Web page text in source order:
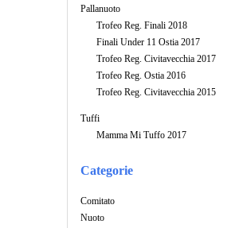
Pallanuoto
Trofeo Reg. Finali 2018
Finali Under 11 Ostia 2017
Trofeo Reg. Civitavecchia 2017
Trofeo Reg. Ostia 2016
Trofeo Reg. Civitavecchia 2015
Tuffi
Mamma Mi Tuffo 2017
Categorie
Comitato
Nuoto